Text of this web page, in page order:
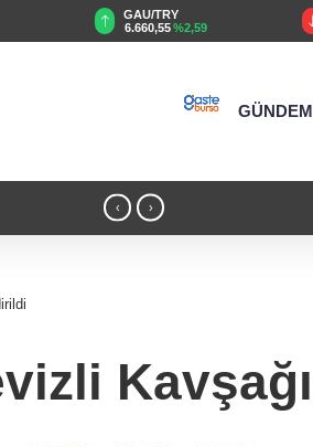
BIST 100
13.779,39%-0,14
GÜNDEM
‹ ›